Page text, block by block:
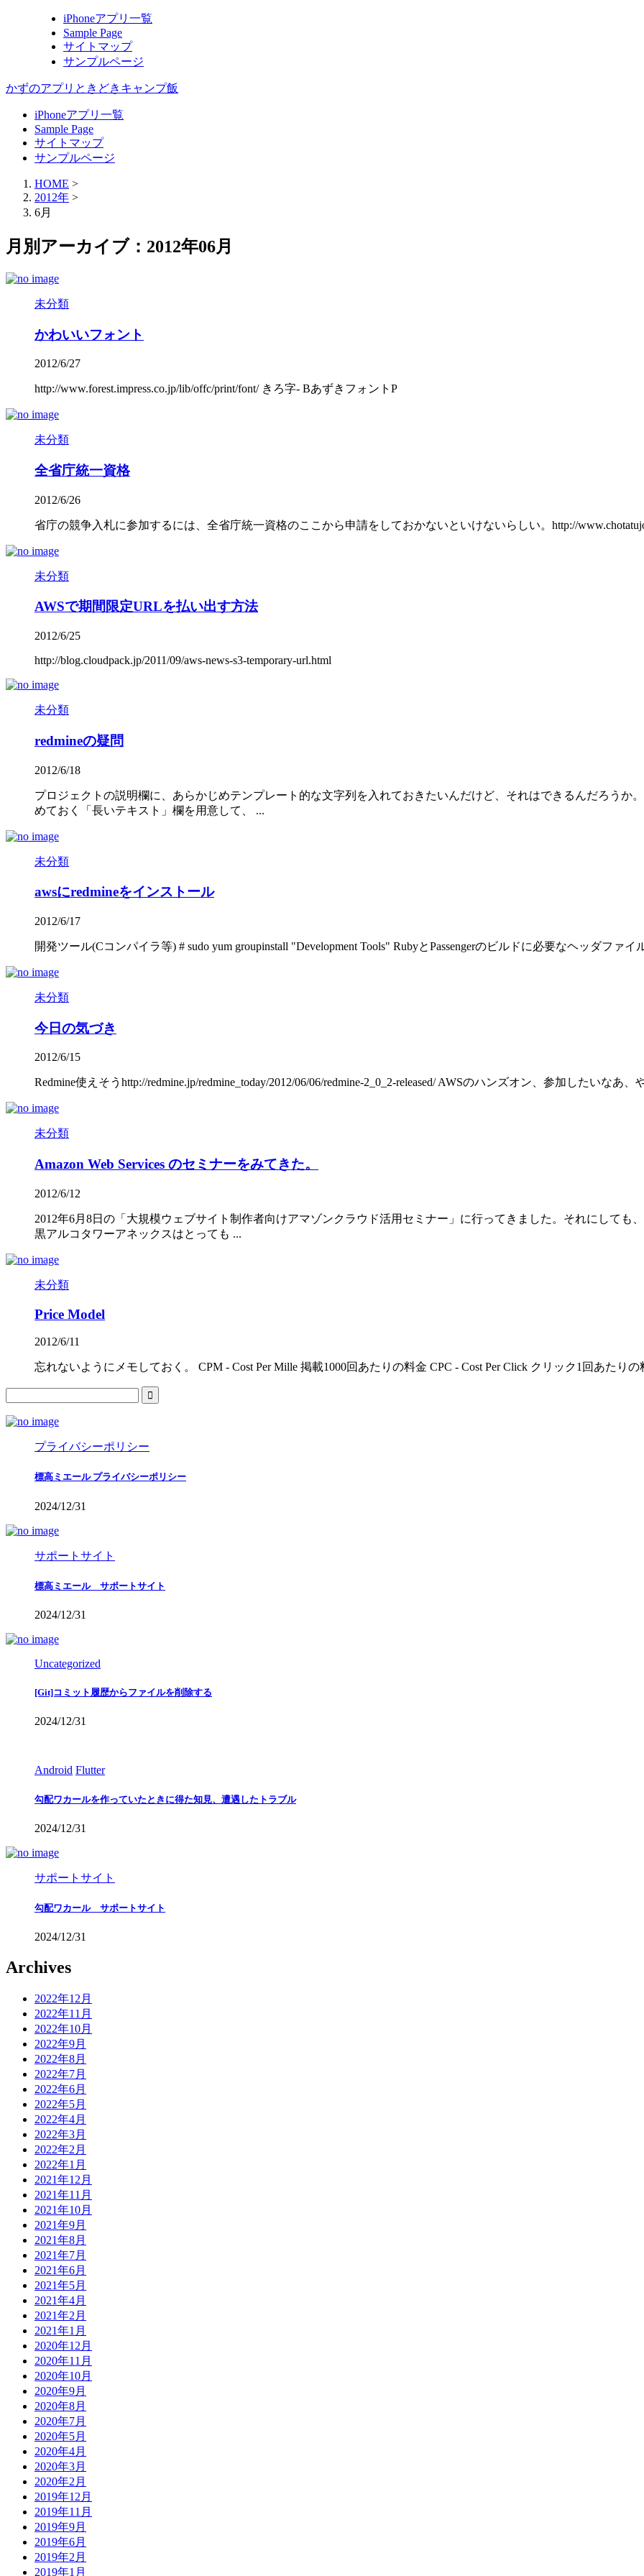
iPhoneアプリ一覧
Sample Page
サイトマップ
サンプルページ
かずのアプリときどきキャンプ飯
iPhoneアプリ一覧
Sample Page
サイトマップ
サンプルページ
HOME >
2012年 >
6月
月別アーカイブ：2012年06月
未分類
かわいいフォント
2012/6/27
http://www.forest.impress.co.jp/lib/offc/print/font/ きろ字- BあずきフォントP
未分類
全省庁統一資格
2012/6/26
省庁の競争入札に参加するには、全省庁統一資格のここから申請をしておかないといけないらしい。http://
未分類
AWSで期間限定URLを払い出す方法
2012/6/25
http://blog.cloudpack.jp/2011/09/aws-news-s3-temporary-url.html
未分類
redmineの疑問
2012/6/18
プロジェクトの説明欄に、あらかじめテンプレート的な文字列を入れておきたいんだけど、それはできるんだろうか
めておく「長いテキスト」欄を用意して、 ...
未分類
awsにredmineをインストール
2012/6/17
開発ツール(Cコンパイラ等) # sudo yum groupinstall "Development Tools" RubyとPassengerのビルドに必要なヘッダファイ
未分類
今日の気づき
2012/6/15
Redmine使えそうhttp://redmine.jp/redmine_today/2012/06/06/redmine-2_0_2-released/ AWSのハンズオン、参加したいなあ、
未分類
Amazon Web Services のセミナーをみてきた。
2012/6/12
2012年6月8日の「大規模ウェブサイト制作者向けアマゾンクラウド活用セミナー」に行ってきました。それにしても
黒アルコタワーアネックスはとっても ...
未分類
Price Model
2012/6/11
忘れないようにメモしておく。 CPM - Cost Per Mille 掲載1000回あたりの料金 CPC - Cost Per Click クリック1回あたりの
プライバシーポリシー
標高ミエール プライバシーポリシー
2024/12/31
サポートサイト
標高ミエール サポートサイト
2024/12/31
Uncategorized
[Git]コミット履歴からファイルを削除する
2024/12/31
Android Flutter
勾配ワカールを作っていたときに得た知見、遭遇したトラブル
2024/12/31
サポートサイト
勾配ワカール サポートサイト
2024/12/31
Archives
2022年12月
2022年11月
2022年10月
2022年9月
2022年8月
2022年7月
2022年6月
2022年5月
2022年4月
2022年3月
2022年2月
2022年1月
2021年12月
2021年11月
2021年10月
2021年9月
2021年8月
2021年7月
2021年6月
2021年5月
2021年4月
2021年2月
2021年1月
2020年12月
2020年11月
2020年10月
2020年9月
2020年8月
2020年7月
2020年5月
2020年4月
2020年3月
2020年2月
2019年12月
2019年11月
2019年9月
2019年6月
2019年2月
2019年1月